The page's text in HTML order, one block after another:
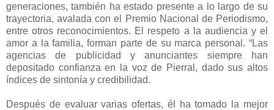
generaciones, también ha estado presente a lo largo de su
trayectoria, avalada con el Premio Nacional de Periodismo,
entre otros reconocimientos. El respeto a la audiencia y el
amor a la familia, forman parte de su marca personal. “Las
agencias de publicidad y anunciantes siempre han
depositado confianza en la voz de Pierral, dado sus altos
índices de sintonía y credibilidad.
Después de evaluar varias ofertas, él ha tomado la mejor